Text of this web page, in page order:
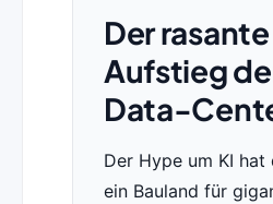
Der rasante
Aufstieg
Data-
Der Hype um KI hat
ein Bauland für